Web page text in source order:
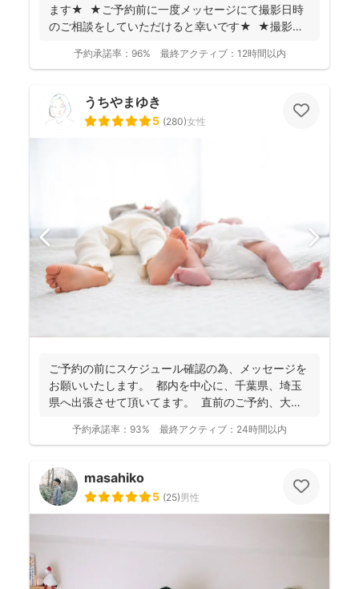
ます★ ★ご予約前に一度メッセージにて撮影日時
のご相談をしていただけると幸いです★ ★撮影に
予約承諾率： 96% 最終アクティブ： 12時間以内
うちやまゆき
5 (280)女性
ご予約の前にスケジュール確認の為、 メッセージを
お願いいたします。 都内を中心に、千葉県、埼玉
県へ出張させて頂いてます。 直前のご予約、大歓
予約承諾率： 93% 最終アクティブ： 24時間以内
masahiko
5 (25)男性